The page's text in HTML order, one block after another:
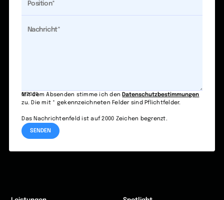
0/2000
Mit dem Absenden stimme ich den Datenschutzbestimmungen
zu. Die mit * gekennzeichneten Felder sind Pflichtfelder.
Das Nachrichtenfeld ist auf 2000 Zeichen begrenzt.